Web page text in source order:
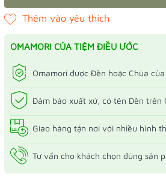
OMAMORI CỦA TIỆM ĐIỀU ƯỚC
Omamori được Đền hoặc Chùa
Đảm bảo xuất xứ, có tên Đền trên
Giao hàng tận nơi với nhiều hình
Tư vấn cho khách chọn đúng sản